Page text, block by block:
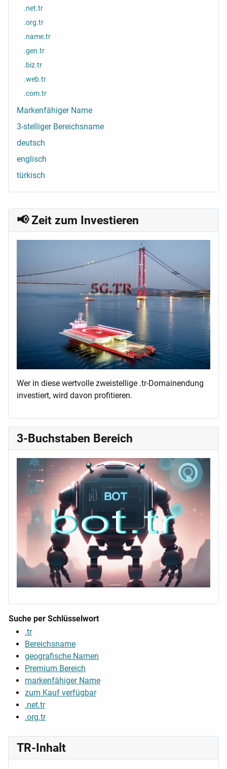
📢 Zeit zum Investieren
Wer in diese wertvolle zweistellige .tr-Domainendung
investiert, wird davon profitieren.
3-Buchstaben Bereich
Suche per Schlüsselwort
.tr
Bereichsname
geografische Namen
Premium Bereich
markenfähiger Name
zum Kauf verfügbar
.net.tr
.org.tr
.net.tr
.org.tr
.name.tr
.gen.tr
.biz.tr
.web.tr
.com.tr
Markenfähiger Name
3-stelliger Bereichsname
deutsch
englisch
türkisch
TR-Inhalt